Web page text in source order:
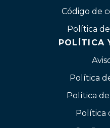
Código de
Política
POLÍTICA
Política
Política
Política